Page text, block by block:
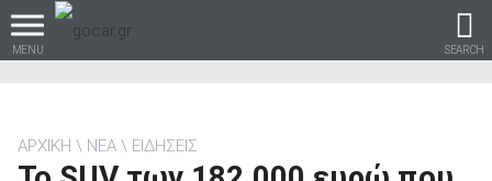
MENU SEARCH
ΑΡΧΙΚΗ ΝΕΑ ΕΙΔΗΣΕΙΣ